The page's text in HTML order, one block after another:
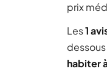
prix
Les1
habiter